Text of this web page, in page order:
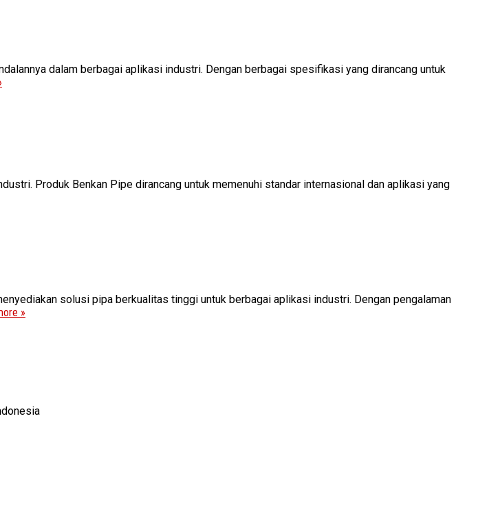
dalam berbagai aplikasi industri. Dengan berbagai spesifikasi yang dirancang untuk
Produk Benkan Pipe dirancang untuk memenuhi standar internasional dan aplikasi yang
solusi pipa berkualitas tinggi untuk berbagai aplikasi industri. Dengan pengalaman
»